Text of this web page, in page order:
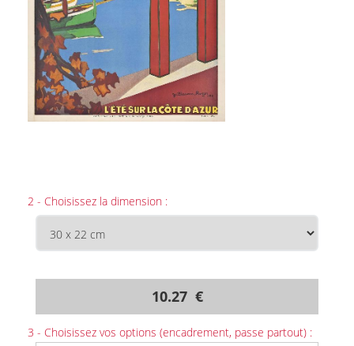
2 - Choisissez la dimension :
10.27 €
3 - Choisissez vos options (encadrement, passe partout) :